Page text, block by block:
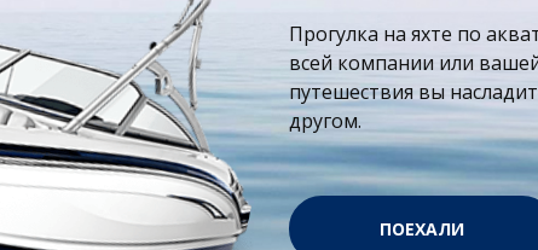
Прогулка на яхте по
всей компании или
путешествия вы
другом.
ПОЕХАЛИ